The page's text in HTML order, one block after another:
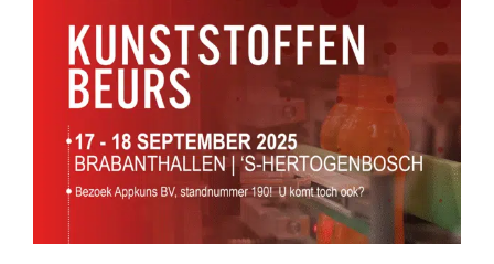
Bezoekt u ons tijdens de Kunststoffenbeurs